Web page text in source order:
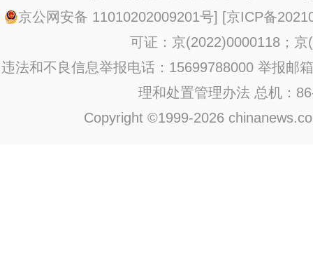
京公网安备 11010202009201号] [京ICP备
可证：京(2022)0000118；京
违法和不良信息举报电话：15699788000 举报邮
理和处置管理办法 总机：
Copyright ©1999-2026